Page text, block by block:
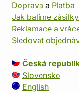
Doprava a Platba
Jak balíme zásilky
Reklamace a
Sledovat
Česká
Slovensko
English